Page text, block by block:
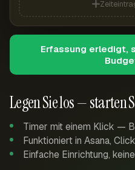
Legen Sie los — starten
Timer mit einem Klick —
Funktioniert in Asana,
Einfache Einrichtung,
Erfassung erledigt,